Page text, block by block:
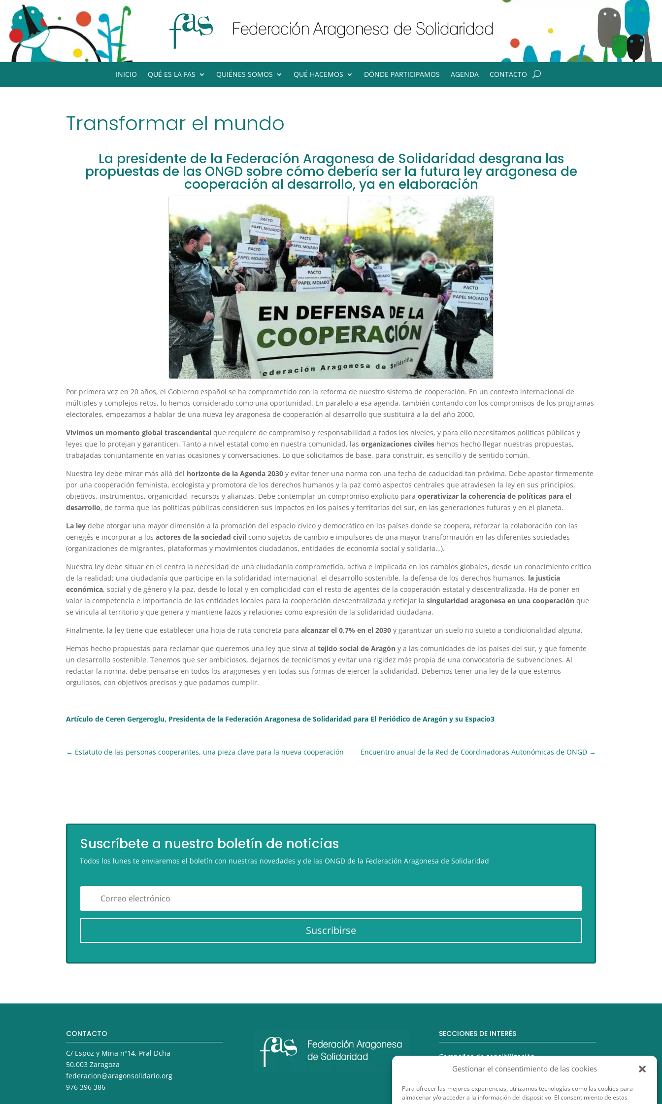
Gestionar el consentimiento de las cookies
Para ofrecer las mejores experiencias, utilizamos tecnologías como las cookies para
almacenar y/o acceder a la información del dispositivo. El consentimiento de estas
INICIO QUÉ ES LA FAS QUIÉNES SOMOS QUÉ HACEMOS DÓNDE PARTICIPAMOS AGENDA CONTACTO
Transformar el mundo
La presidente de la Federación Aragonesa de Solidaridad desgrana las
propuestas de las ONGD sobre cómo debería ser la futura ley aragonesa de
cooperación al desarrollo, ya en elaboración
Por primera vez en 20 años, el Gobierno español se ha comprometido con la reforma de nuestro sistema de cooperación. En un contexto internacional de
múltiples y complejos retos, lo hemos considerado como una oportunidad. En paralelo a esa agenda, también contando con los compromisos de los programas
electorales, empezamos a hablar de una nueva ley aragonesa de cooperación al desarrollo que sustituirá a la del año 2000.
Vivimos un momento global trascendental que requiere de compromiso y responsabilidad a todos los niveles, y para ello necesitamos políticas públicas y
leyes que lo protejan y garanticen. Tanto a nivel estatal como en nuestra comunidad, lasorganizaciones civiles hemos hecho llegar nuestras propuestas,
trabajadas conjuntamente en varias ocasiones y conversaciones. Lo que solicitamos de base, para construir, es sencillo y de sentido común.
Nuestra ley debe mirar más allá del horizonte de la Agenda 2030y evitar tener una norma con una fecha de caducidad tan próxima. Debe apostar firmemente
por una cooperación feminista, ecologista y promotora de los derechos humanos y la paz como aspectos centrales que atraviesen la ley en sus principios,
objetivos, instrumentos, organicidad, recursos y alianzas. Debe contemplar un compromiso explícito paraoperativizar la coherencia de políticas para el
desarrollo, de forma que las políticas públicas consideren sus impactos en los países y territorios del sur, en las generaciones futuras y en el planeta.
La ley debe otorgar una mayor dimensión a la promoción del espacio cívico y democrático en los países donde se coopera, reforzar la colaboración con las
oenegés e incorporar a losactores de la sociedad civilcomo sujetos de cambio e impulsores de una mayor transformación en las diferentes sociedades
(organizaciones de migrantes, plataformas y movimientos ciudadanos, entidades de economía social y solidaria…).
Nuestra ley debe situar en el centro la necesidad de una ciudadanía comprometida, activa e implicada en los cambios globales, desde un conocimiento crítico
de la realidad; una ciudadanía que participe en la solidaridad internacional, el desarrollo sostenible, la defensa de los derechos humanos, la justicia
económica, social y de género y la paz, desde lo local y en complicidad con el resto de agentes de la cooperación estatal y descentralizada. Ha de poner en
valor la competencia e importancia de las entidades locales para la cooperación descentralizada y reflejar la singularidad aragonesa en una cooperación que
se vincula al territorio y que genera y mantiene lazos y relaciones como expresión de la solidaridad ciudadana.
Finalmente, la ley tiene que establecer una hoja de ruta concreta paraalcanzar el 0,7% en el 2030 y garantizar un suelo no sujeto a condicionalidad alguna.
Hemos hecho propuestas para reclamar que queremos una ley que sirva altejido social de Aragóny a las comunidades de los países del sur, y que fomente
un desarrollo sostenible. Tenemos que ser ambiciosos, dejarnos de tecnicismos y evitar una rigidez más propia de una convocatoria de subvenciones. Al
redactar la norma, debe pensarse en todos los aragoneses y en todas sus formas de ejercer la solidaridad. Debemos tener una ley de la que estemos
orgullosos, con objetivos precisos y que podamos cumplir.
Artículo de Ceren Gergeroglu, Presidenta de la Federación Aragonesa de Solidaridad para El Periódico de Aragón y su Espacio3
← Estatuto de las personas cooperantes, una pieza clave para la nueva cooperación Encuentro anual de la Red de Coordinadoras Autonómicas de ONGD→
Suscríbete a nuestro boletín de noticias
Todos los lunes te enviaremos el boletín con nuestras novedades y de las ONGD de la Federación Aragonesa de Solidaridad
Suscribirse
CONTACTO
C/ Espoz y Mina nº14, Pral Dcha
50.003 Zaragoza
federacion@aragonsolidario.org
976 396 386
SECCIONES DE INTERÉS
Campañas de sensibilización
Educación para el Desarrollo